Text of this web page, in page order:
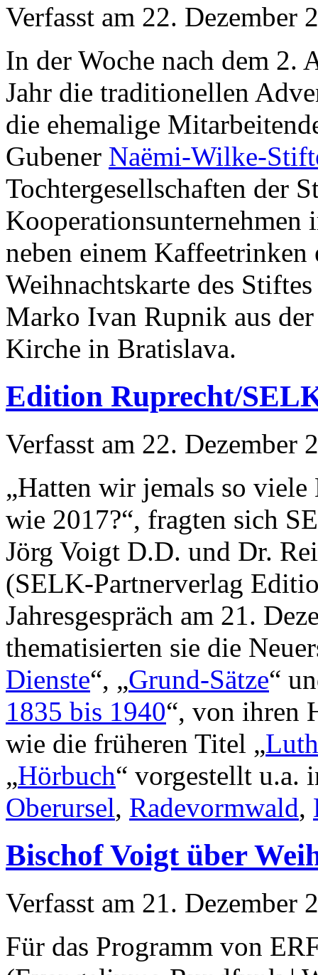
Verfasst am 22. Dezember
In der Woche nach dem 2.
Jahr die traditionellen
die ehemalige
Gubener Naëmi-Wilke-
Tochtergesellschaften der
Kooperationsunternehmen
neben einem
Weihnachtskarte des
Marko Ivan Rupnik aus
Kirche in Bratislava.
Edition Ruprecht/
Verfasst am 22. Dezember
„Hatten wir jemals so
wie 2017?“, fragten sich
Jörg Voigt D.D. und Dr.
(SELK-Partnerverlag
Jahresgespräch am 21.
thematisierten sie die
Dienste“, „Grund-Sätze“
1835 bis 1940“, von ihren
wie die früheren Titel „
„Hörbuch“ vorgestellt u.a.
Oberursel, Radevormwald,
Bischof Voigt über
Verfasst am 21. Dezember
Für das Programm von